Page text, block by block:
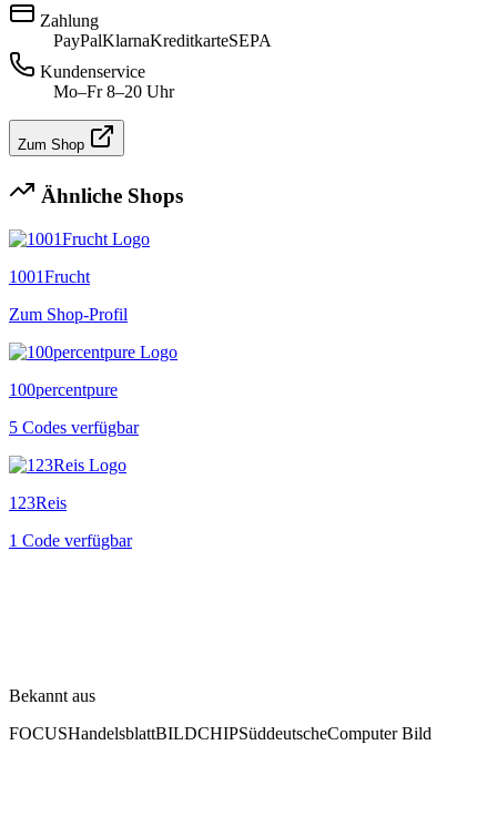
Zahlung
PayPalKlarnaKreditkarteSEPA
Kundenservice
Mo–Fr 8–20 Uhr
Zum Shop
Ähnliche Shops
1001Frucht
Zum Shop-Profil
100percentpure
5 Codes verfügbar
123Reis
1 Code verfügbar
Bekannt aus
FOCUSHandelsblattBILDCHIPSüddeutscheComputer Bild